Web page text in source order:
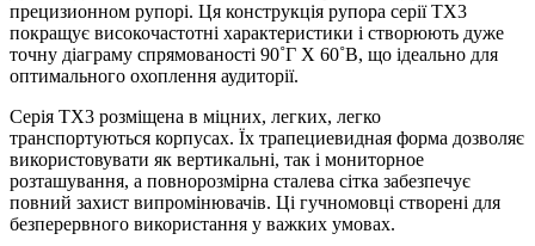
прецизионном рупорі. Ця конструкція рупора серії TX3
покращує високочастотні характеристики і створюють дуже
точну діаграму спрямованості 90˚Г X 60˚В, що ідеально для
оптимального охоплення аудиторії.
Серія TX3 розміщена в міцних, легких, легко
транспортуються корпусах. Їх трапециевидная форма дозволяє
використовувати як вертикальні, так і мониторное
розташування, а повнорозмірна сталева сітка забезпечує
повний захист випромінювачів. Ці гучномовці створені для
безперервного використання у важких умовах.